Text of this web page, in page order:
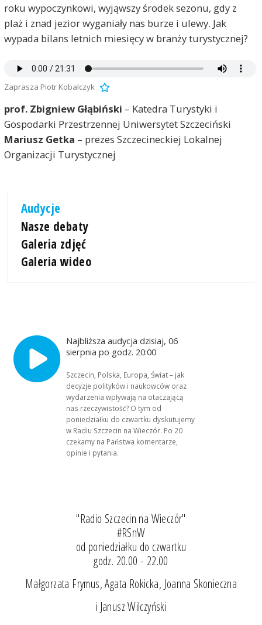
roku wypoczynkowi, wyjąwszy środek sezonu, gdy z
plaż i znad jezior wyganiały nas burze i ulewy. Jak
wypada bilans letnich miesięcy w branży turystycznej?
Zaprasza Piotr Kobalczyk
prof. Zbigniew Głąbiński – Katedra Turystyki i
Gospodarki Przestrzennej Uniwersytet Szczeciński
Mariusz Getka – prezes Szczecineckiej Lokalnej
Organizacji Turystycznej
Audycje
Nasze debaty
Galeria zdjęć
Galeria wideo
Najbliższa audycja dzisiaj, 06
sierpnia po godz. 20:00
Szczecin, Polska, Europa, Świat – jak
decyzje polityków i naukowców oraz
wydarzenia wpływają na otaczającą
nas rzeczywistość? O tym od
poniedziałku do czwartku dyskutujemy
w Radiu Szczecin na Wieczór. Po 20
czekamy na Państwa komentarze,
opinie i pytania.
"Radio Szczecin na Wieczór"
#RSnW
od poniedziałku do czwartku
godz. 20.00 - 22.00
Małgorzata Frymus, Agata Rokicka, Joanna Skonieczna
i Janusz Wilczyński